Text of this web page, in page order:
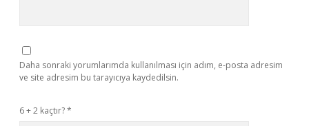
Daha sonraki yorumlarımda kullanılması için adım, e-posta adresim
ve site adresim bu tarayıcıya kaydedilsin.
6 + 2 kaçtır?*